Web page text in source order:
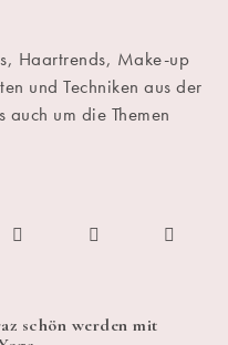
Haartrends, Make-up
und Techniken aus der
um die Themen
schön werden mit